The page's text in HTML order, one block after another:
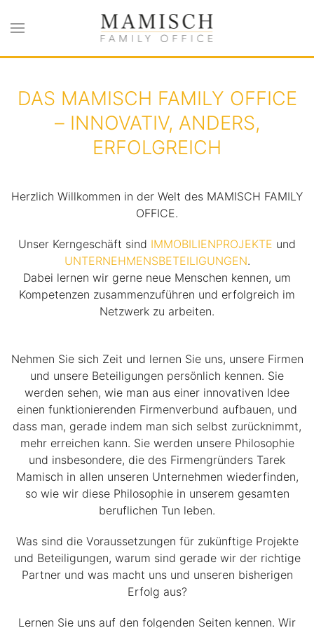
Zum Hauptinhalt springen
DAS MAMISCH FAMILY OFFICE
– INNOVATIV, ANDERS,
ERFOLGREICH
Herzlich Willkommen in der Welt des MAMISCH FAMILY
OFFICE.
Unser Kerngeschäft sind IMMOBILIENPROJEKTE und
UNTERNEHMENSBETEILIGUNGEN.
Dabei lernen wir gerne neue Menschen kennen, um
Kompetenzen zusammenzuführen und erfolgreich im
Netzwerk zu arbeiten.
Nehmen Sie sich Zeit und lernen Sie uns, unsere Firmen
und unsere Beteiligungen persönlich kennen. Sie
werden sehen, wie man aus einer innovativen Idee
einen funktionierenden Firmenverbund aufbauen, und
dass man, gerade indem man sich selbst zurücknimmt,
mehr erreichen kann. Sie werden unsere Philosophie
und insbesondere, die des Firmengründers Tarek
Mamisch in allen unseren Unternehmen wiederfinden,
so wie wir diese Philosophie in unserem gesamten
beruflichen Tun leben.
Was sind die Voraussetzungen für zukünftige Projekte
und Beteiligungen, warum sind gerade wir der richtige
Partner und was macht uns und unseren bisherigen
Erfolg aus?
Lernen Sie uns auf den folgenden Seiten kennen. Wir